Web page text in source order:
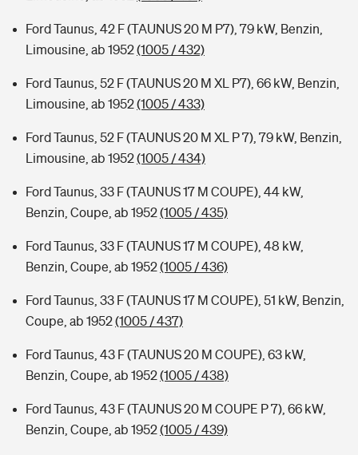
Ford Taunus, 42 F (TAUNUS 20 M P7), 79 kW, Benzin,
Limousine, ab 1952(1005 / 432)
Ford Taunus, 52 F (TAUNUS 20 M XL P7), 66 kW, Benzin,
Limousine, ab 1952(1005 / 433)
Ford Taunus, 52 F (TAUNUS 20 M XL P 7), 79 kW, Benzin,
Limousine, ab 1952(1005 / 434)
Ford Taunus, 33 F (TAUNUS 17 M COUPE), 44 kW,
Benzin, Coupe, ab 1952(1005 / 435)
Ford Taunus, 33 F (TAUNUS 17 M COUPE), 48 kW,
Benzin, Coupe, ab 1952(1005 / 436)
Ford Taunus, 33 F (TAUNUS 17 M COUPE), 51 kW, Benzin,
Coupe, ab 1952(1005 / 437)
Ford Taunus, 43 F (TAUNUS 20 M COUPE), 63 kW,
Benzin, Coupe, ab 1952(1005 / 438)
Ford Taunus, 43 F (TAUNUS 20 M COUPE P 7), 66 kW,
Benzin, Coupe, ab 1952(1005 / 439)